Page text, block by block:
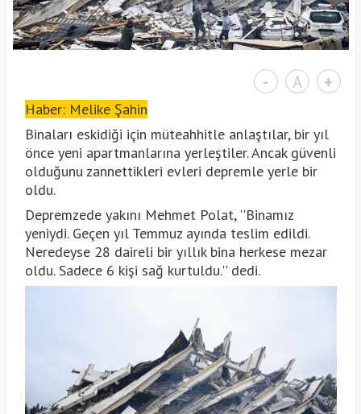
- A +
Haber: Melike Şahin
Binaları eskidiği için müteahhitle anlaştılar, bir yıl
önce yeni apartmanlarına yerleştiler. Ancak güvenli
olduğunu zannettikleri evleri depremle yerle bir
oldu.
Depremzede yakını Mehmet Polat, ''Binamız
yeniydi. Geçen yıl Temmuz ayında teslim edildi.
Neredeyse 28 daireli bir yıllık bina herkese mezar
oldu. Sadece 6 kişi sağ kurtuldu.'' dedi.